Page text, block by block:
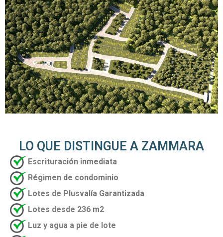
LO QUE DISTINGUE A ZAMMARA
Escrituración inmediata
Régimen de condominio
Lotes de Plusvalía Garantizada
Lotes desde 236 m2
Luz y agua a pie de lote